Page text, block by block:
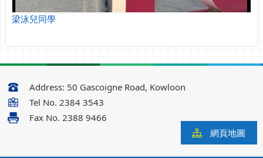
梁泳兒同學
Address: 50 Gascoigne Road, Kowloon
Tel No. 2384 3543
Fax No. 2388 9466
網頁地圖